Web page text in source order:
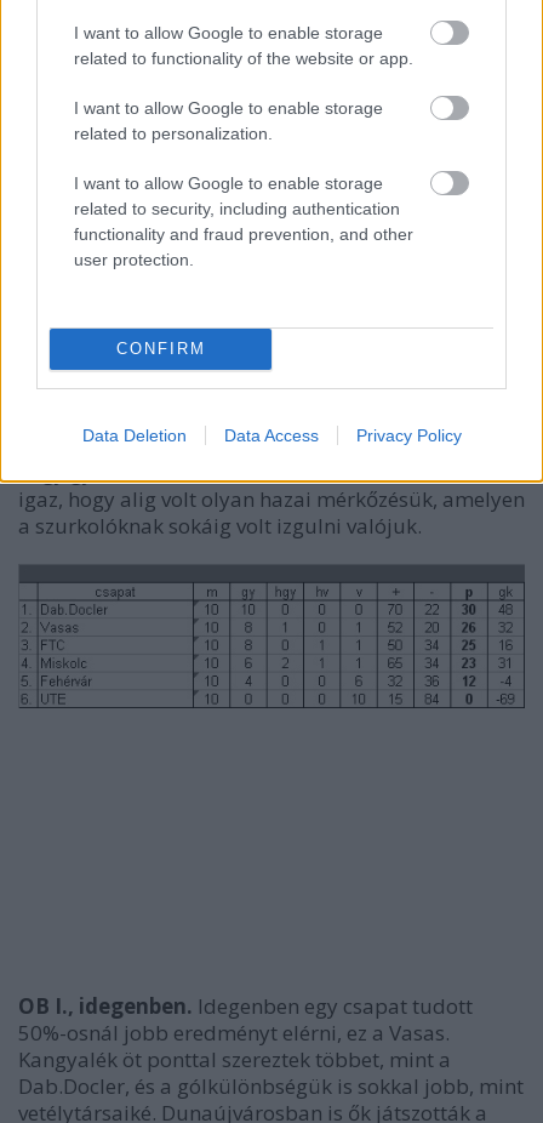
I want to allow Google to enable storage
related to functionality of the website or app.
I want to allow Google to enable storage
related to personalization.
I want to allow Google to enable storage
related to security, including authentication
functionality and fraud prevention, and other
user protection.
CONFIRM
Data Deletion Data Access Privacy Policy
OB I., otthon.A Dab.Docler otthon ellenállhatatlan
volt, meccsenként átlagosan 7 gólt szerzett, és csak
alig valamivel több mint kettőt kapott.
Természetesen ebben az Újpest és a Volán elleni
igaz, hogy alig volt olyan hazai mérkőzésük, amelyen
a szurkolóknak sokáig volt izgulni valójuk.
OB I., idegenben. Idegenben egy csapat tudott
50%-osnál jobb eredményt elérni, ez a Vasas.
Kangyalék öt ponttal szereztek többet, mint a
Dab.Docler, és a gólkülönbségük is sokkal jobb, mint
vetélytársaiké. Dunaújvárosban is ők játszották a